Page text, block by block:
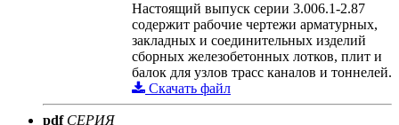
Настоящий выпуск серии 3.006.1-2.87
содержит рабочие чертежи арматурных,
закладных и соединительных изделий
сборных железобетонных лотков, плит и
балок для узлов трасс каналов и тоннелей.
Скачать файл
pdf СЕРИЯ